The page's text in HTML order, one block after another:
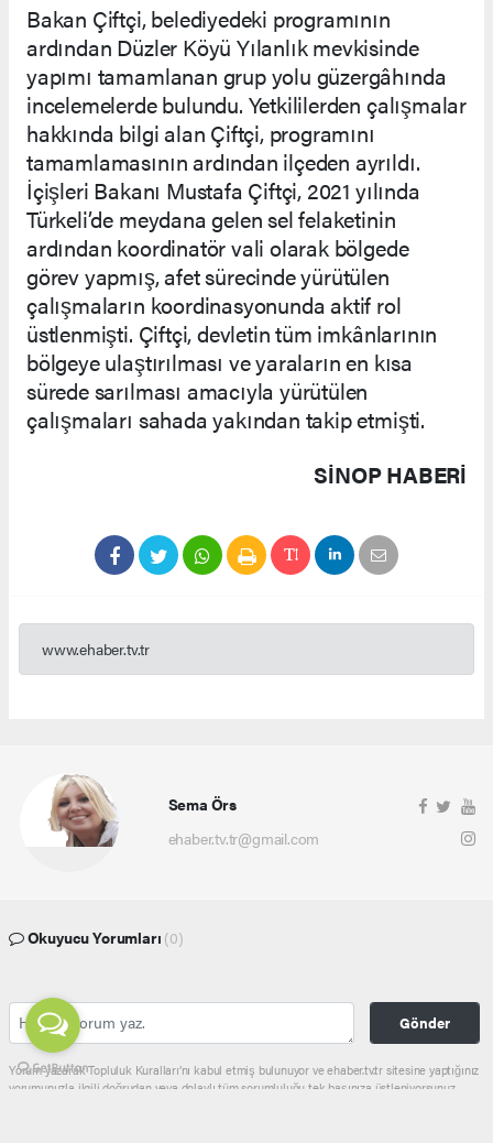
Bakan Çiftçi, belediyedeki programının
ardından Düzler Köyü Yılanlık mevkisinde
yapımı tamamlanan grup yolu güzergâhında
incelemelerde bulundu. Yetkililerden çalışmalar
hakkında bilgi alan Çiftçi, programını
tamamlamasının ardından ilçeden ayrıldı.
İçişleri Bakanı Mustafa Çiftçi, 2021 yılında
Türkeli’de meydana gelen sel felaketinin
ardından koordinatör vali olarak bölgede
görev yapmış, afet sürecinde yürütülen
çalışmaların koordinasyonunda aktif rol
üstlenmişti. Çiftçi, devletin tüm imkânlarının
bölgeye ulaştırılması ve yaraların en kısa
sürede sarılması amacıyla yürütülen
çalışmaları sahada yakından takip etmişti.
SINOP HABERİ
www.ehaber.tv.tr
Sema Örs
ehaber.tv.tr@gmail.com
Okuyucu Yorumları (0)
Gönder
Yorum yazarak Topluluk Kuralları’nı kabul etmiş bulunuyor ve ehaber.tv.tr sitesine yaptığınız
yorumunuzla ilgili doğrudan veya dolaylı tüm sorumluluğu tek başınıza üstleniyorsunuz.